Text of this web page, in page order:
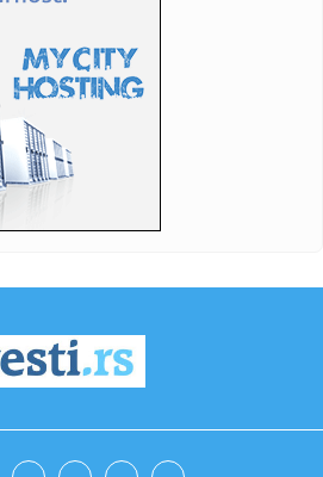
Svetozara Miletića: Održana svečana
KAD MU VREME NIJE: Od svih španskih timova
"Dalje ruke od Miletića": Demonstranti bili na
kog su zamenili u porodilištu: "Kući me je
pobedu i prestigao legendarnog golgetera: